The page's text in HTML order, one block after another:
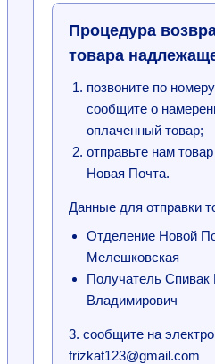
Процедура
товара
позвоните по
сообщите о
оплаченный товар;
отправьте нам
Новая Почта.
Данные для отправки
Отделение Новой
Мелешковская
Получатель Спивак
Владимирович
3. сообщите на
frizkat123@gmail.com